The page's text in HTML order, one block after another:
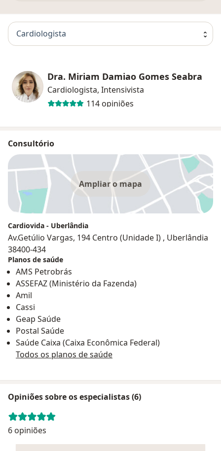
Cardiologista
Dra. Miriam Damiao Gomes Seabra
Cardiologista, Intensivista
114 opiniões
Consultório
Ampliar o mapa
Cardiovida - Uberlândia
Av.Getúlio Vargas, 194 Centro (Unidade I) , Uberlândia
38400-434
Planos de saúde
AMS Petrobrás
ASSEFAZ (Ministério da Fazenda)
Amil
Cassi
Geap Saúde
Postal Saúde
Saúde Caixa (Caixa Econômica Federal)
Todos os planos de saúde
Opiniões sobre os especialistas (6)
6 opiniões